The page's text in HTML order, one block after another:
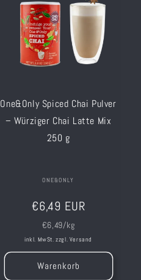
One&Only Spiced Chai Pulver
– Würziger Chai Latte Mix
250 g
ONE&ONLY
Normaler
Preis
€6,49 EUR
Grundpreis
€6,49/kg
inkl. MwSt. zzgl. Versand
Warenkorb